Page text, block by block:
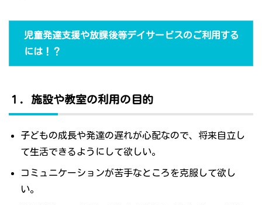
児童発達支援や放課後等デイサービスのご利用する
には！？
１．施設や教室の利用の目的
子どもの成長や発達の遅れが心配なので、将来自立し
て生活できるようにして欲しい。
コミュニケーションが苦手なところを克服して欲し
い。